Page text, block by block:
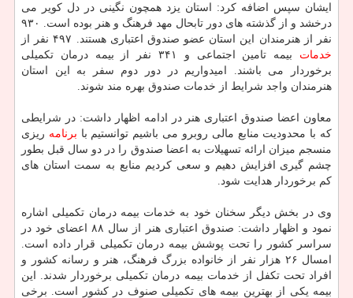
ایشان سپس اضافه كرد: استان یزد همچون نگینی در دل كویر می
درخشد و از گذشته های دور تابحال مهد فرهنگ و هنر بوده است. ۹۳۰
نفر از هنرمندان این استان عضو صندوق اعتباری هستند. ۴۹۷ نفر از
خدمات
بیمه تامین اجتماعی و ۳۴۱ نفر از بیمه درمان تكمیلی
برخوردار می باشند. امیدواریم در دور دوم سفر به این استان
هنرمندان واجد شرایط از خدمات صندوق بهره مند شوند.
معاون اعضا صندوق اعتباری هنر در ادامه اظهار داشت: در شرایطی
كه با محدودیت منابع مالی روبرو می باشیم توانستیم با برنامه ریزی
منسجم میزان ارائه تسهیلات به اعضا صندوق را در دو سال قبل بطور
چشم گیری افزایش دهیم و سعی كردیم منابع به سمت استان های
كم برخوردار هدایت شود.
وی در بخش دیگر سخنان خود به خدمات بیمه درمان تكمیلی اشاره
نمود و اظهار داشت: صندوق اعتباری هنر از سال ۸۸ اعضای خود در
سراسر كشور را تحت پوشش بیمه درمان تكمیلی قرار داده است.
امسال ۲۶ هزار نفر از خانواده بزرگ فرهنگ، هنر و رسانه كشور و
افراد تحت تكفل از خدمات بیمه درمان تكمیلی برخوردار شدند. این
بیمه یكی از بهترین بیمه های تكمیلی صنوف در كشور است. برخی